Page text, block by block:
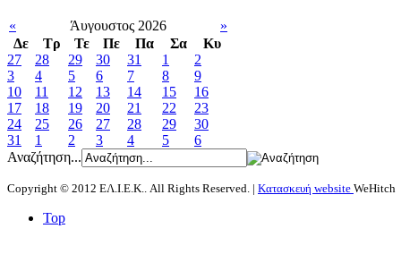
« Άυγουστος 2026
»
Δε
Tρ Τε Πε Πα Σα
Κυ
27
28 29 30 31 1
2
3
4 5 6 7 8
9
10
11 12 13 14 15
16
17
18 19 20 21 22
23
24
25 26 27 28 29
30
31
1 2 3 4 5
6
Αναζήτηση...
Copyright © 2012 ΕΛ.Ι.Ε.Κ.. All Rights Reserved. | Κατασκευή website WeHitch
Top